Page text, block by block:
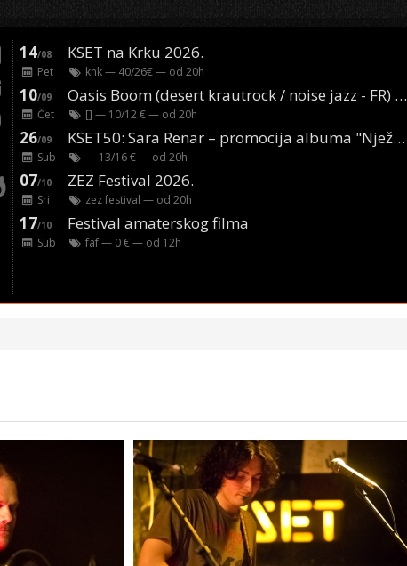
14/08 KSET na Krku 2026.
Pet knk— 40/26€ — od 20h
10/09 Oasis Boom (desert krautrock / noise jazz - FR) @ KONTEJNER
Čet [] — 10/12 € — od 20h
26/09 KSET50: Sara Renar – promocija albuma "Nježne riječi" @ Močvara
Sub — 13/16 € — od 20h
07/10 ZEZ Festival 2026.
Sri zez festival — od 20h
17/10 Festival amaterskog filma
Sub faf— 0 € — od 12h